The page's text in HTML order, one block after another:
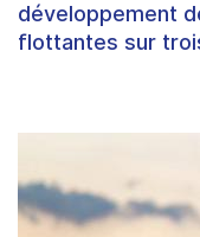
développement
flottantes sur